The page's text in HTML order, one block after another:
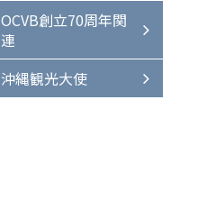
OCVB創立70周年関
連
沖縄観光大使